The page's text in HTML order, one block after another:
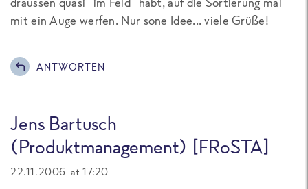
mit ein Auge werfen. Nur sone Idee... viele Grüße!
ANTWORTEN
Jens Bartusch
(Produktmanagement) [FRoSTA]
22.11.2006 at 17:20